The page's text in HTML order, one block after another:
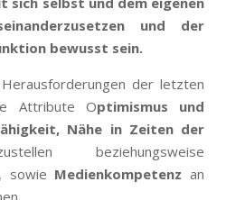
und der
bewusst sein.
der letzten
Attribute Optimismus und
Nähe in Zeiten der
beziehungsweise
sowie Medienkompetenz an